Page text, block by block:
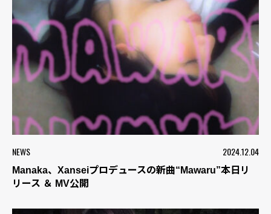
NEWS 2024.12.04
Manaka、Xanseiプロデュースの新曲“Mawaru”本日リ
リース ＆ MV公開